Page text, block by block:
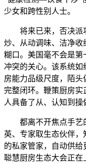
少女和跨性别人士。
将来已来，否决派
炒、从动调味、洁净
糊口。美国毫不会是第
冲突的关心。该系统
房能力品级尺度，陌
完整闭环。鞭策厨房实
人具备了从、认知到操
都离不开焦点手艺
英、专家取生态伙伴
的私家管家，自动供给
聪慧厨房生态大会正